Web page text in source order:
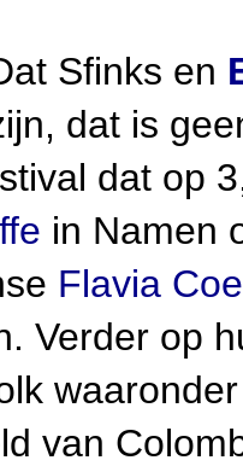
Sfinks en
dat is
dat op
in Namen
Flavia
Verder op
van